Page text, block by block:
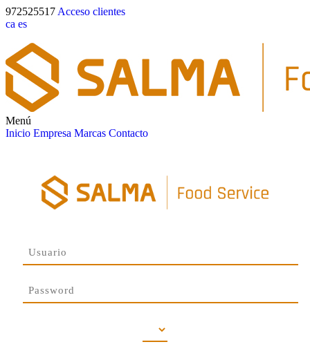
972525517 Acceso clientes
ca es
Menú
Inicio Empresa Marcas Contacto